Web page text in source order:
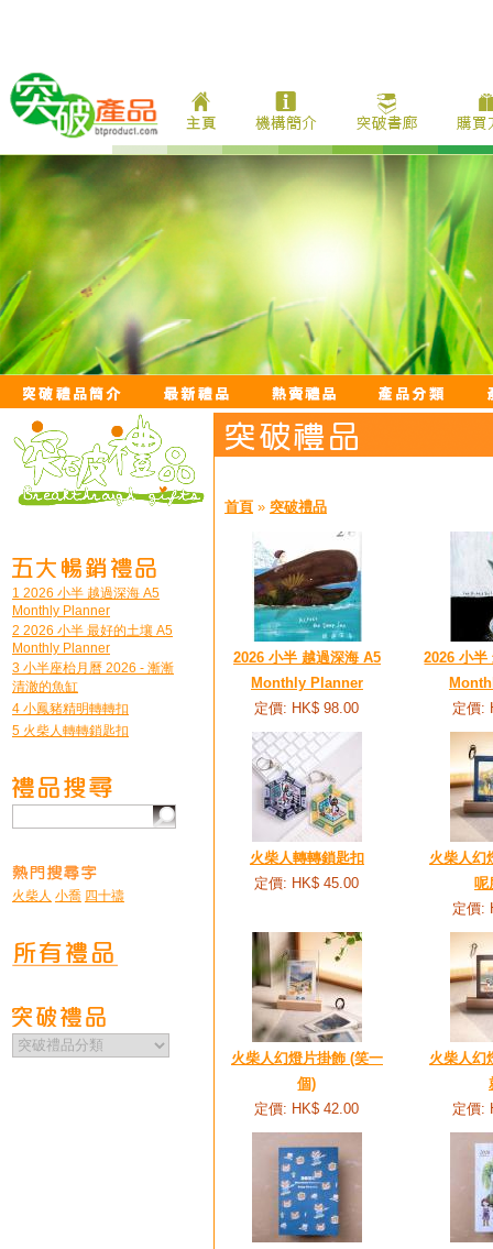
1 2026 小半 越過深海 A5
Monthly Planner
2 2026 小半 最好的土壤 A5
Monthly Planner
3 小半座枱月曆 2026 - 漸漸
清澈的魚缸
4 小鳳豬精明轉轉扣
5 火柴人轉轉鎖匙扣
火柴人 小喬 四十禱
首頁 » 突破禮品
2026 小半 越過深海 A5
Monthly Planner
定價: HK$ 98.00
2026 小半
定價:
火柴人轉轉鎖匙扣
定價: HK$ 45.00
火柴人幻
呢
定價:
火柴人幻燈片掛飾 (笑一
個)
定價: HK$ 42.00
火柴人幻
定價: